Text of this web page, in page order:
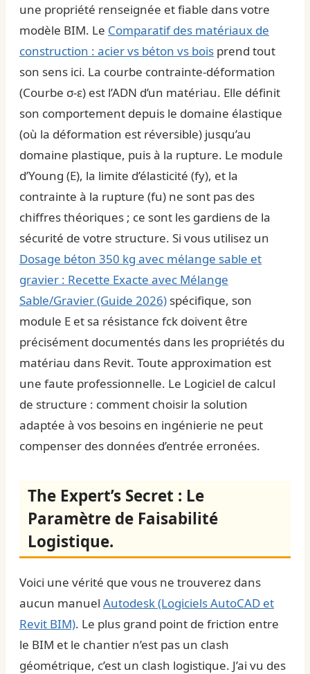
une propriété renseignée et fiable dans votre
modèle BIM. Le Comparatif des matériaux de
construction : acier vs béton vs bois prend tout
son sens ici. La courbe contrainte-déformation
(Courbe σ-ε) est l’ADN d’un matériau. Elle définit
son comportement depuis le domaine élastique
(où la déformation est réversible) jusqu’au
domaine plastique, puis à la rupture. Le module
d’Young (E), la limite d’élasticité (fy), et la
contrainte à la rupture (fu) ne sont pas des
chiffres théoriques ; ce sont les gardiens de la
sécurité de votre structure. Si vous utilisez un
Dosage béton 350 kg avec mélange sable et
gravier : Recette Exacte avec Mélange
Sable/Gravier (Guide 2026) spécifique, son
module E et sa résistance fck doivent être
précisément documentés dans les propriétés du
matériau dans Revit. Toute approximation est
une faute professionnelle. Le Logiciel de calcul
de structure : comment choisir la solution
adaptée à vos besoins en ingénierie ne peut
compenser des données d’entrée erronées.
The Expert’s Secret : Le
Paramètre de Faisabilité
Logistique.
Voici une vérité que vous ne trouverez dans
aucun manuel Autodesk (Logiciels AutoCAD et
Revit BIM). Le plus grand point de friction entre
le BIM et le chantier n’est pas un clash
géométrique, c’est un clash logistique. J’ai vu des